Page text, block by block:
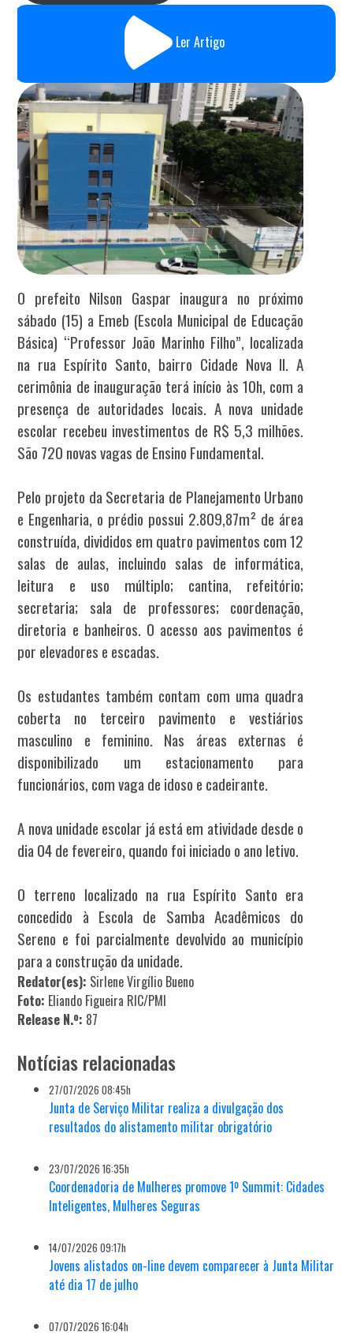
Ler Artigo
O prefeito Nilson Gaspar inaugura no próximo
sábado (15) a Emeb (Escola Municipal de Educação
Básica) “Professor João Marinho Filho”, localizada
na rua Espírito Santo, bairro Cidade Nova II. A
cerimônia de inauguração terá início às 10h, com a
presença de autoridades locais. A nova unidade
escolar recebeu investimentos de R$ 5,3 milhões.
São 720 novas vagas de Ensino Fundamental.
Pelo projeto da Secretaria de Planejamento Urbano
e Engenharia, o prédio possui 2.809,87m² de área
construída, divididos em quatro pavimentos com 12
salas de aulas, incluindo salas de informática,
leitura e uso múltiplo; cantina, refeitório;
secretaria; sala de professores; coordenação,
diretoria e banheiros. O acesso aos pavimentos é
por elevadores e escadas.
Os estudantes também contam com uma quadra
coberta no terceiro pavimento e vestiários
masculino e feminino. Nas áreas externas é
disponibilizado um estacionamento para
funcionários, com vaga de idoso e cadeirante.
A nova unidade escolar já está em atividade desde o
dia 04 de fevereiro, quando foi iniciado o ano letivo.
O terreno localizado na rua Espírito Santo era
concedido à Escola de Samba Acadêmicos do
Sereno e foi parcialmente devolvido ao município
para a construção da unidade.
Redator(es): Sirlene Virgílio Bueno
Foto: Eliando Figueira RIC/PMI
Release N.º: 87
Notícias relacionadas
27/07/2026 08:45h
Junta de Serviço Militar realiza a divulgação dos
resultados do alistamento militar obrigatório
23/07/2026 16:35h
Coordenadoria de Mulheres promove 1º Summit: Cidades
Inteligentes, Mulheres Seguras
14/07/2026 09:17h
Jovens alistados on-line devem comparecer à Junta Militar
até dia 17 de julho
07/07/2026 16:04h